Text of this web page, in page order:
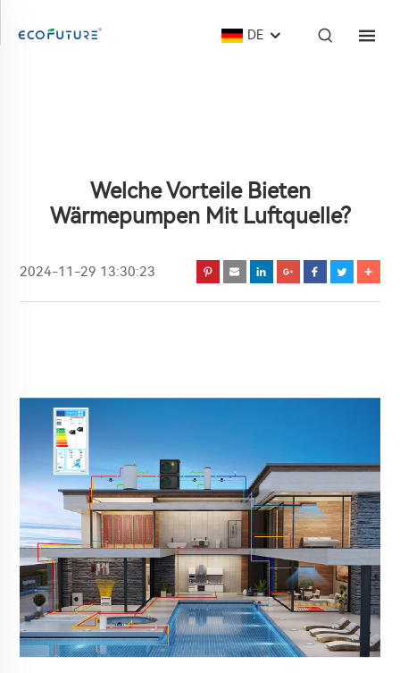
DE
Welche Vorteile Bieten
Wärmepumpen Mit Luftquelle?
2024-11-29 13:30:23